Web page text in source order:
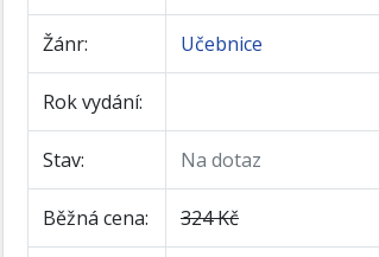
Žánr: Učebnice
Rok vydání:
Stav: Na dotaz
Běžná cena: 324 Kč